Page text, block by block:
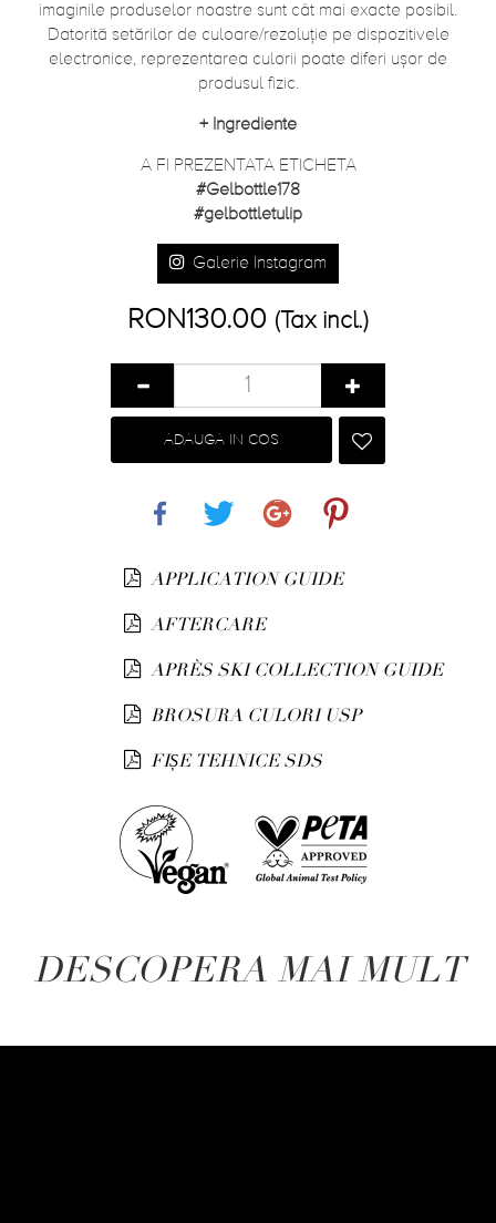
imaginile produselor noastre sunt cât mai exacte posibil.
Datorită setărilor de culoare/rezoluție pe dispozitivele
electronice, reprezentarea culorii poate diferi ușor de
produsul fizic.
+ Ingrediente
A FI PREZENTATA ETICHETA
#Gelbottle178
#gelbottletulip
Galerie Instagram
RON130.00 (Tax incl.)
ADAUGA IN COS
APPLICATION GUIDE
AFTERCARE
APRÈS SKI COLLECTION GUIDE
BROSURA CULORI USP
FIȘE TEHNICE SDS
DESCOPERA MAI MULT